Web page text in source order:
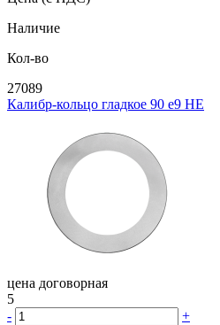
Наличие
Кол-во
27089
Калибр-кольцо гладкое 90 e9 НЕ
цена договорная
5
-
+